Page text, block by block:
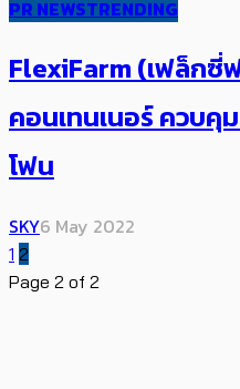
PR NEWSTRENDING
FlexiFarm (เฟล็กซี่
คอนเทนเนอร์ ควบคุ
โฟน
SKY6 May 2022
1 2
Page 2 of 2